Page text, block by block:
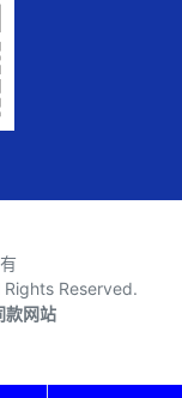
Reserved.
款网站